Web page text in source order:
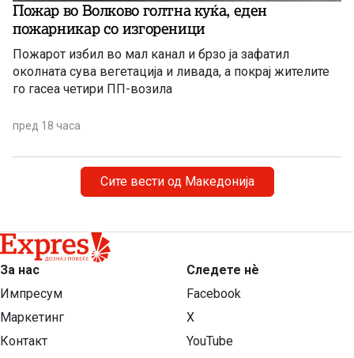
Пожар во Волково голтна куќа, еден
пожарникар со изгореници
Пожарот избил во мал канал и брзо ја зафатил
околната сува вегетација и ливада, а покрај жителите
го гасеа четири ПП-возила
пред 18 часа
Сите вести од Македонија
За нас
Импресум
Маркетинг
Контакт
Следете нѐ
Facebook
X
YouTube